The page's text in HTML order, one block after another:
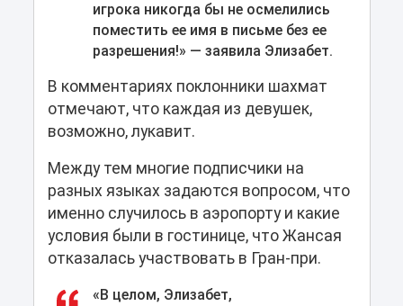
игрока никогда бы не осмелились
поместить ее имя в письме без ее
разрешения!» — заявила Элизабет.
В комментариях поклонники шахмат
отмечают, что каждая из девушек,
возможно, лукавит.
Между тем многие подписчики на
разных языках задаются вопросом, что
именно случилось в аэропорту и какие
условия были в гостинице, что Жансая
отказалась участвовать в Гран-при.
«В целом, Элизабет,